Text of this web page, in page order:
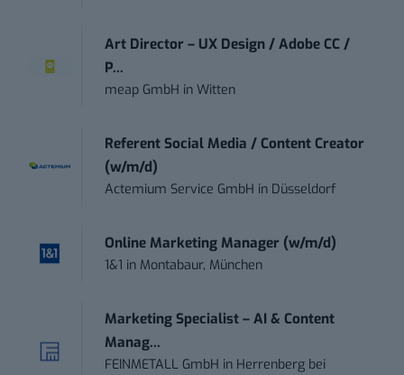
Art Director – UX Design / Adobe CC /
P...
meap GmbH inWitten
Referent Social Media / Content Creator
(w/m/d)
Actemium Service GmbH in Düsseldorf
Online Marketing Manager (w/m/d)
1&1 in Montabaur, München
Marketing Specialist – AI & Content
Manag...
FEINMETALL GmbH in Herrenberg bei